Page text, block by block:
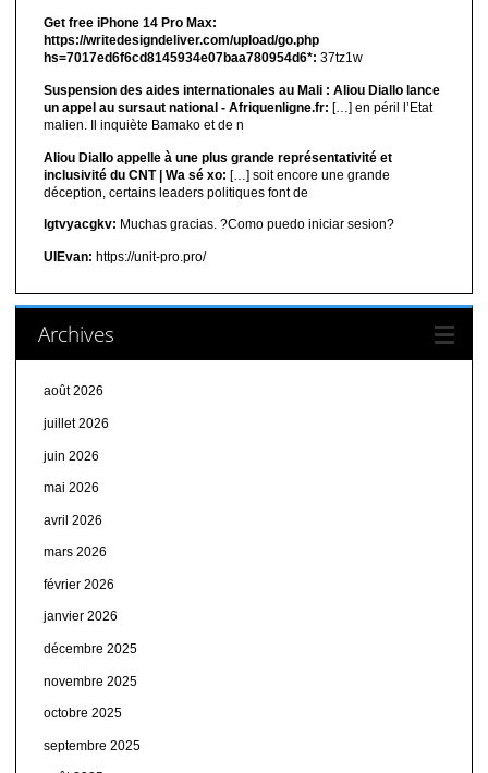
Get free iPhone 14 Pro Max:
https://writedesigndeliver.com/upload/go.php
hs=7017ed6f6cd8145934e07baa780954d6*: 37tz1w
Suspension des aides internationales au Mali : Aliou Diallo lance
un appel au sursaut national - Afriquenligne.fr: […] en péril l’Etat
malien. Il inquiète Bamako et de n
Aliou Diallo appelle à une plus grande représentativité et
inclusivité du CNT | Wa sé xo: […] soit encore une grande
déception, certains leaders politiques font de
lgtvyacgkv: Muchas gracias. ?Como puedo iniciar sesion?
UIEvan: https://unit-pro.pro/
Archives
août 2026
juillet 2026
juin 2026
mai 2026
avril 2026
mars 2026
février 2026
janvier 2026
décembre 2025
novembre 2025
octobre 2025
septembre 2025